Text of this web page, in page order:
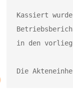
Kassiert
in den